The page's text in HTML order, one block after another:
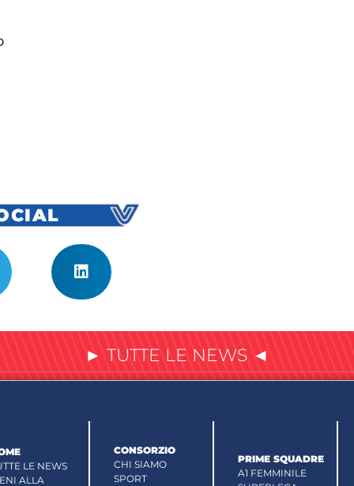
► TUTTE LE NEWS ◄
LE NEWS
ALLA
CONSORZIO
CHI SIAMO
SPORT
PRIME SQUADRE
A1 FEMMINILE